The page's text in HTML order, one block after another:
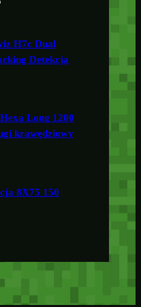
H7c Dual
Detekcja
Long 1200
krawędziowy
8X75 150